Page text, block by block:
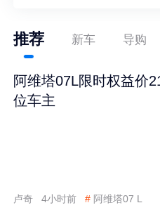
推荐 新车 导购
阿维塔07L限时权益价
位车主
卢奇 4小时前 # 阿维塔07 L